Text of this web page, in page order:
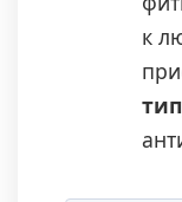
к